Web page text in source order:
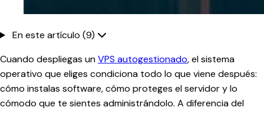
En este artículo (9)
Cuando despliegas unVPS autogestionado, el sistema
operativo que eliges condiciona todo lo que viene después:
cómo instalas software, cómo proteges el servidor y lo
cómodo que te sientes administrándolo. A diferencia del